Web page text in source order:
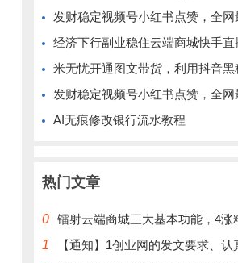
发财稳定视频号小红书点赞，全网最稳定绿色的项目，完
经济下行副业稳住云端商城快手直播间挂铁涨粉丝抖音黑
米无忧开通图文带货，利用抖音黑科技商城快速涨粉1000+，单日
发财稳定视频号小红书点赞，全网最稳定绿色的项目，完
AI无痕修改银行流水教程
热门文章
0 镭射云端商城三大基本功能，4涨粉5涨播放量6挂铁，为你揭开真实
1
【通知】1创业网的发文要求、认